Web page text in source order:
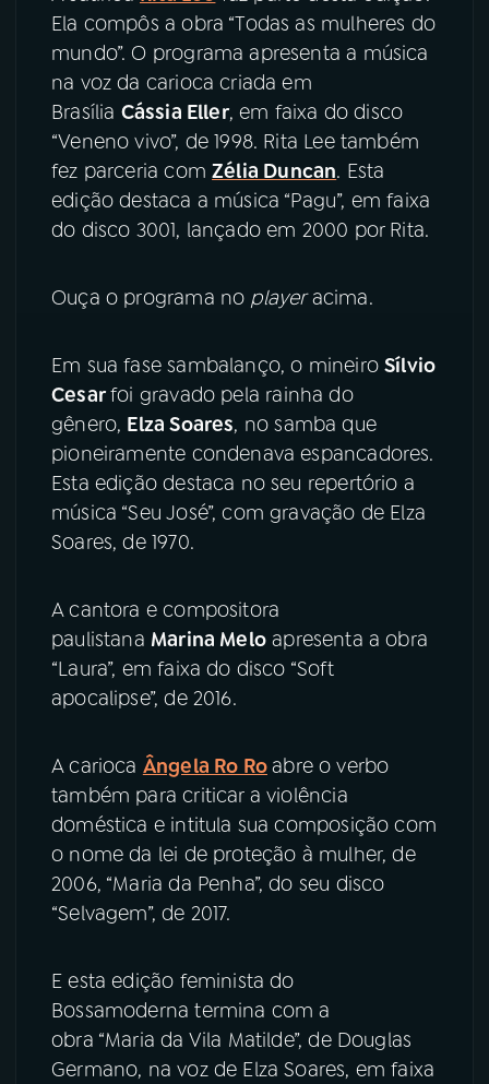
Ela compôs a obra “Todas as mulheres do
mundo”. O programa apresenta a música
na voz da carioca criada em
Brasília Cássia Eller, em faixa do disco
“Veneno vivo”, de 1998. Rita Lee também
fez parceria comZélia Duncan. Esta
edição destaca a música “Pagu”, em faixa
do disco 3001, lançado em 2000 por Rita.
Ouça o programa no playeracima.
Em sua fase sambalanço, o mineiroSílvio
Cesarfoi gravado pela rainha do
gênero, Elza Soares, no samba que
pioneiramente condenava espancadores.
Esta edição destaca no seu repertório a
música “Seu José”, com gravação de Elza
Soares, de 1970.
A cantora e compositora
paulistana Marina Meloapresenta a obra
“Laura”, em faixa do disco “Soft
apocalipse”, de 2016.
A carioca Ângela Ro Roabre o verbo
também para criticar a violência
doméstica e intitula sua composição com
o nome da lei de proteção à mulher, de
2006, “Maria da Penha”, do seu disco
“Selvagem”, de 2017.
E esta edição feminista do
Bossamoderna termina com a
obra “Maria da Vila Matilde”, de Douglas
Germano, na voz de Elza Soares, em faixa